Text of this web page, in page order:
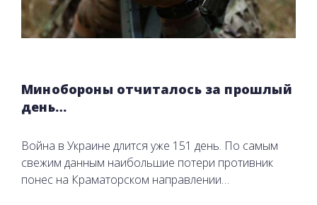
Минобороны отчиталось за прошлый
день…
Война в Украине длится уже 151 день. По самым
свежим данным наибольшие потери противник
понес на Краматорском направлении…